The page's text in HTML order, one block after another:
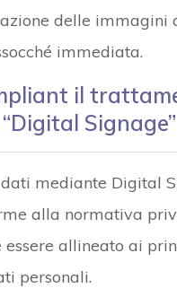
delle immagini
immediata.
il
Signage”
mediante Digital
alla normativa
essere allineato ai
personali.